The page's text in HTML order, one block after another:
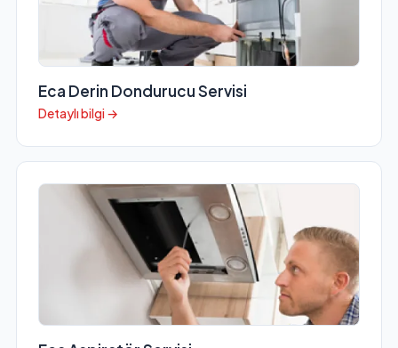
Eca Derin Dondurucu Servisi
Detaylı bilgi →